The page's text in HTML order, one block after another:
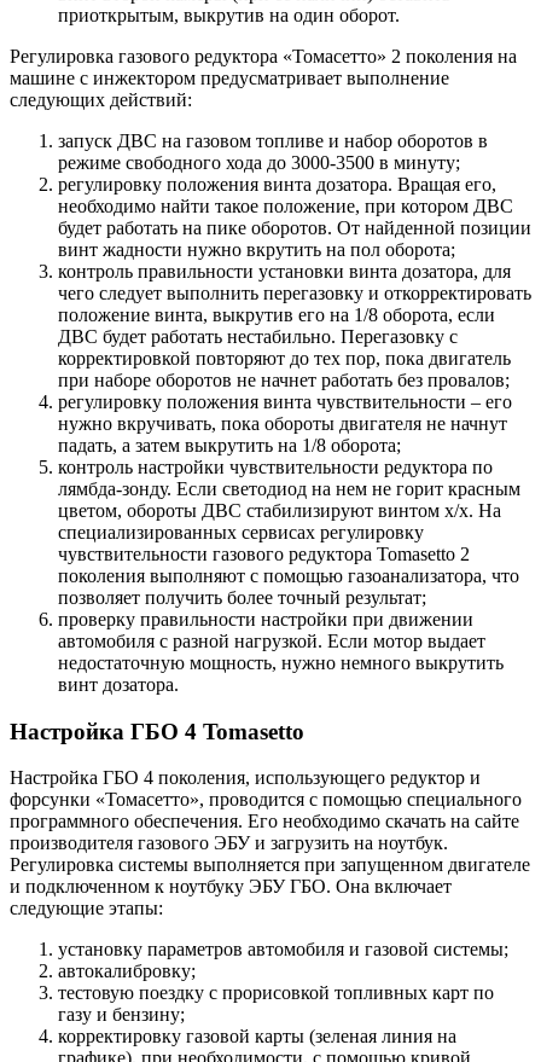
приоткрытым, выкрутив на один оборот.
Регулировка газового редуктора «Томасетто» 2 поколения на
машине с инжектором предусматривает выполнение
следующих действий:
запуск ДВС на газовом топливе и набор оборотов в
режиме свободного хода до 3000-3500 в минуту;
регулировку положения винта дозатора. Вращая его,
необходимо найти такое положение, при котором ДВС
будет работать на пике оборотов. От найденной позиции
винт жадности нужно вкрутить на пол оборота;
контроль правильности установки винта дозатора, для
чего следует выполнить перегазовку и откорректировать
положение винта, выкрутив его на 1/8 оборота, если
ДВС будет работать нестабильно. Перегазовку с
корректировкой повторяют до тех пор, пока двигатель
при наборе оборотов не начнет работать без провалов;
регулировку положения винта чувствительности – его
нужно вкручивать, пока обороты двигателя не начнут
падать, а затем выкрутить на 1/8 оборота;
контроль настройки чувствительности редуктора по
лямбда-зонду. Если светодиод на нем не горит красным
цветом, обороты ДВС стабилизируют винтом х/х. На
специализированных сервисах регулировку
чувствительности газового редуктора Tomasetto 2
поколения выполняют с помощью газоанализатора, что
позволяет получить более точный результат;
проверку правильности настройки при движении
автомобиля с разной нагрузкой. Если мотор выдает
недостаточную мощность, нужно немного выкрутить
винт дозатора.
Настройка ГБО 4 Tomasetto
Настройка ГБО 4 поколения, использующего редуктор и
форсунки «Томасетто», проводится с помощью специального
программного обеспечения. Его необходимо скачать на сайте
производителя газового ЭБУ и загрузить на ноутбук.
Регулировка системы выполняется при запущенном двигателе
и подключенном к ноутбуку ЭБУ ГБО. Она включает
следующие этапы:
установку параметров автомобиля и газовой системы;
автокалибровку;
тестовую поездку с прорисовкой топливных карт по
газу и бензину;
корректировку газовой карты (зеленая линия на